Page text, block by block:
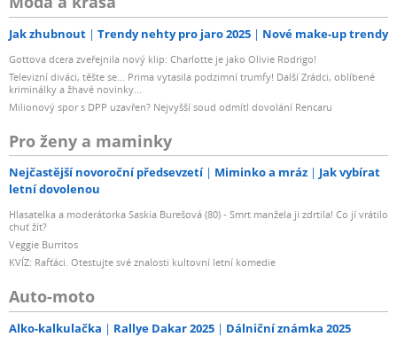
Jak zhubnout Trendy nehty pro jaro 2025 Nové make-up trendy
Gottova dcera zveřejnila nový klip: Charlotte je jako Olivie Rodrigo!
Televizní diváci, těšte se... Prima vytasila podzimní trumfy! Další Zrádci, oblíbené
kriminálky a žhavé novinky...
Milionový spor s DPP uzavřen? Nejvyšší soud odmítl dovolání Rencaru
Pro ženy a maminky
Nejčastější novoroční předsevzetí Miminko a mráz
Jak vybírat
letní dovolenou
Hlasatelka a moderátorka Saskia Burešová (80) - Smrt manžela ji zdrtila! Co jí vrátilo
chuť žít?
Veggie Burritos
KVÍZ: Rafťáci. Otestujte své znalosti kultovní letní komedie
Auto-moto
Alko-kalkulačka Rallye Dakar 2025 Dálniční známka 2025